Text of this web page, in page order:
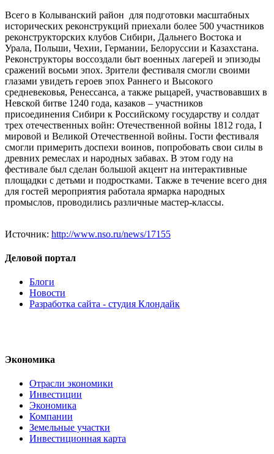
Всего в Колыванский район для подготовки масштабных
исторических реконструкций приехали более 500 участников
реконструкторских клубов Сибири, Дальнего Востока и
Урала, Польши, Чехии, Германии, Белоруссии и Казахстана.
Реконструкторы воссоздали быт военных лагерей и эпизоды
сражений восьми эпох. Зрители фестиваля смогли своими
глазами увидеть героев эпох Раннего и Высокого
средневековья, Ренессанса, а также рыцарей, участвовавших в
Невской битве 1240 года, казаков – участников
присоединения Сибири к Российскому государству и солдат
трех отечественных войн: Отечественной войны 1812 года, I
мировой и Великой Отечественной войны. Гости фестиваля
смогли примерить доспехи воинов, попробовать свои силы в
древних ремеслах и народных забавах. В этом году на
фестивале был сделан большой акцент на интерактивные
площадки с детьми и подростками. Также в течение всего дня
для гостей мероприятия работала ярмарка народных
промыслов, проводились различные мастер-классы.
Источник: http://www.nso.ru/news/17155
Деловой портал
Блоги
Новости
Разработка сайта - студия Клондайк
Экономика
Отрасли экономики
Инвестиции
Экономика
Компании
Земельные участки
Инвестиционная карта